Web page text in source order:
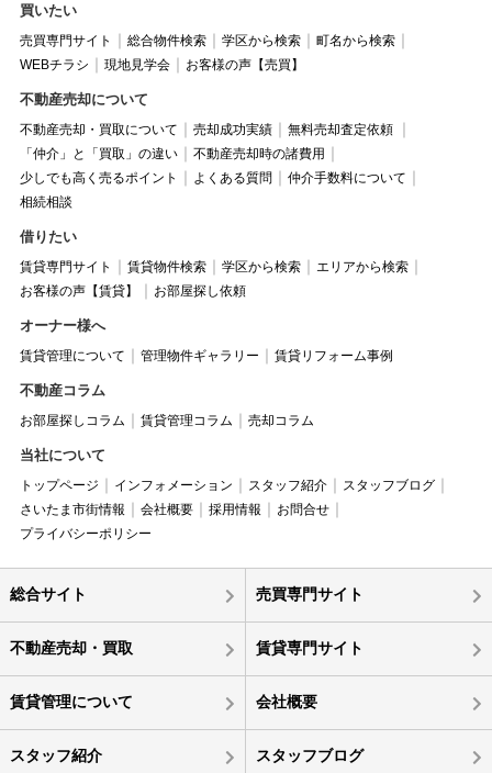
買いたい
売買専門サイト 総合物件検索 学区から検索
町名から検索
WEBチラシ
現地見学会 お客様の声【売買】
不動産売却について
不動産売却・買取について 売却成功実績
無料売却査定依頼
「仲介」と「買取」の違い
不動産売却時の諸費用
少しでも高く売るポイント
よくある質問
仲介手数料について
相続相談
借りたい
賃貸専門サイト 賃貸物件検索 学区から検索
エリアから検索
お客様の声【賃貸】
お部屋探し依頼
オーナー様へ
賃貸管理について 管理物件ギャラリー 賃貸リフォーム事例
不動産コラム
お部屋探しコラム 賃貸管理コラム 売却コラム
当社について
トップページ インフォメーション スタッフ紹介
スタッフブログ
さいたま市街情報
会社概要 採用情報
お問合せ
プライバシーポリシー
総合サイト 売買専門サイト
不動産売却・買取 賃貸専門サイト
賃貸管理について 会社概要
スタッフ紹介 スタッフブログ